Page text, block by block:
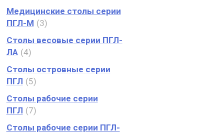
Медицинские столы серии
ПГЛ-М
3
Столы весовые серии ПГЛ-
ЛА 4
Столы островные серии
ПГЛ
5
Столы рабочие серии
ПГЛ
7
Столы рабочие серии ПГЛ-